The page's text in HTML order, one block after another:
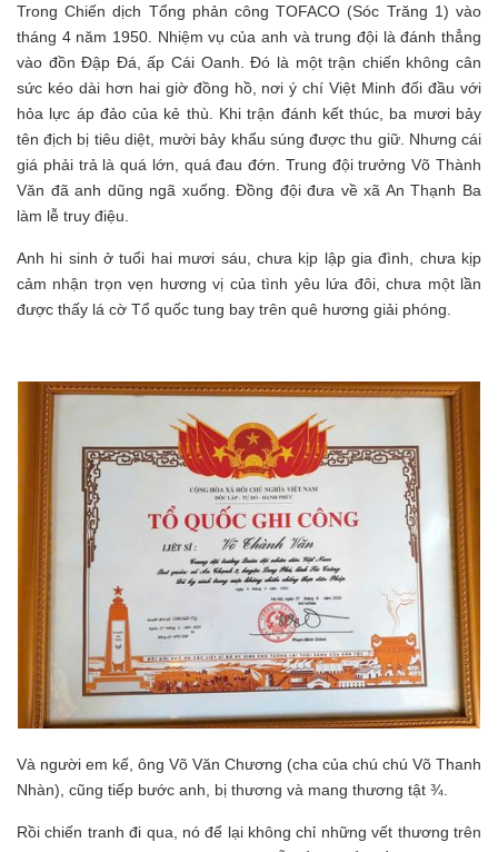
Trong Chiến dịch Tổng phản công TOFACO (Sóc Trăng 1) vào
tháng 4 năm 1950. Nhiệm vụ của anh và trung đội là đánh thẳng
vào đồn Đập Đá, ấp Cái Oanh. Đó là một trận chiến không cân
sức kéo dài hơn hai giờ đồng hồ, nơi ý chí Việt Minh đối đầu với
hỏa lực áp đảo của kẻ thù. Khi trận đánh kết thúc, ba mươi bảy
tên địch bị tiêu diệt, mười bảy khẩu súng được thu giữ. Nhưng cái
giá phải trả là quá lớn, quá đau đớn. Trung đội trưởng Võ Thành
Văn đã anh dũng ngã xuống. Đồng đội đưa về xã An Thạnh Ba
làm lễ truy điệu.
Anh hi sinh ở tuổi hai mươi sáu, chưa kịp lập gia đình, chưa kịp
cảm nhận trọn vẹn hương vị của tình yêu lứa đôi, chưa một lần
được thấy lá cờ Tổ quốc tung bay trên quê hương giải phóng.
Và người em kế, ông Võ Văn Chương (cha của chú chú Võ Thanh
Nhàn), cũng tiếp bước anh, bị thương và mang thương tật ¾.
Rồi chiến tranh đi qua, nó để lại không chỉ những vết thương trên